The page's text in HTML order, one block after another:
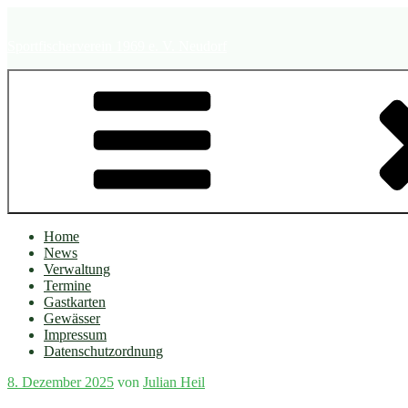
Home
News
Verwaltung
Termine
Gastkarten
Gewässer
Impressum
Datenschutzordnung
Veröffentlicht
8. Dezember 2025 von Julian Heil